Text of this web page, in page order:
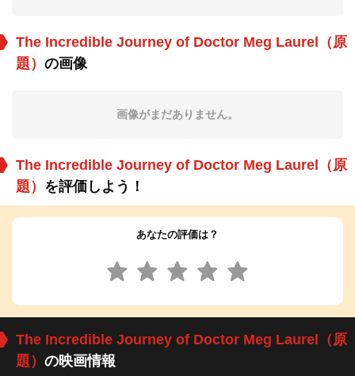
The Incredible Journey of Doctor Meg Laurel（原
題） の画像
画像がまだありません。
The Incredible Journey of Doctor Meg Laurel（原
題） を評価しよう！
あなたの評価は？
The Incredible Journey of Doctor Meg Laurel（原
題） の映画情報